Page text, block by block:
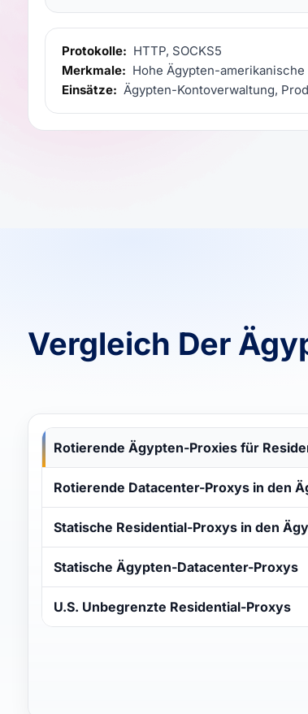
Protokolle: HTTP, SOCKS5
Merkmale: Hohe Ägypten-
Einsätze: Ägypten-Kontoverwaltung,
Vergleich Der
Rotierende Ägypten-Proxies für
Rotierende Datacenter-Proxys in den
Statische Residential-Proxys in den
Statische Ägypten-Datacenter-Proxys
U.S. Unbegrenzte Residential-Proxys